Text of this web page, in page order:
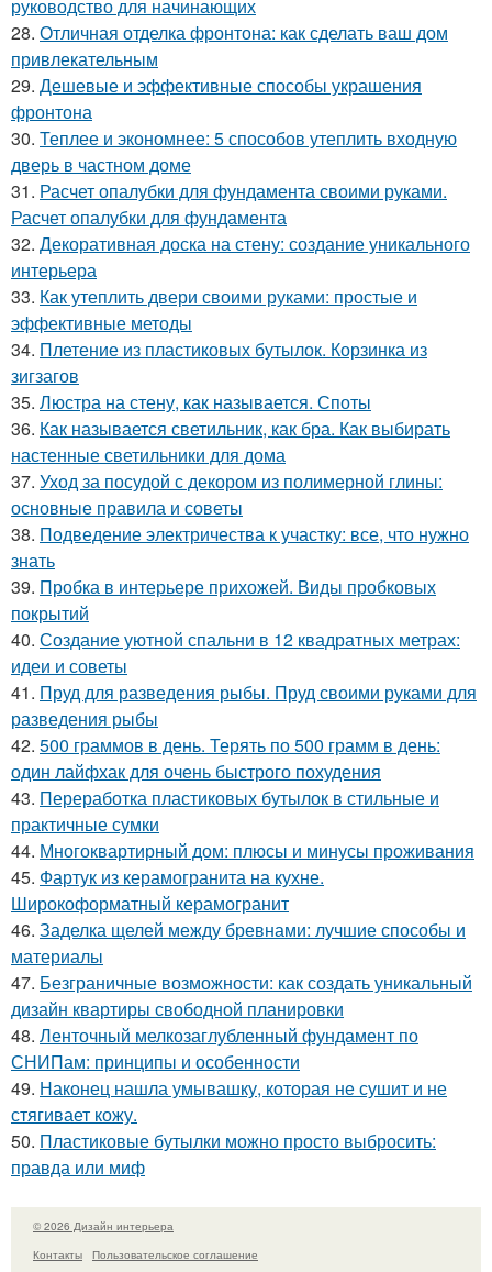
руководство для начинающих
28. Отличная отделка фронтона: как сделать ваш дом
привлекательным
29. Дешевые и эффективные способы украшения
фронтона
30. Теплее и экономнее: 5 способов утеплить входную
дверь в частном доме
31. Расчет опалубки для фундамента своими руками.
Расчет опалубки для фундамента
32. Декоративная доска на стену: создание уникального
интерьера
33. Как утеплить двери своими руками: простые и
эффективные методы
34. Плетение из пластиковых бутылок. Корзинка из
зигзагов
35. Люстра на стену, как называется. Споты
36. Как называется светильник, как бра. Как выбирать
настенные светильники для дома
37. Уход за посудой с декором из полимерной глины:
основные правила и советы
38. Подведение электричества к участку: все, что нужно
знать
39. Пробка в интерьере прихожей. Виды пробковых
покрытий
40. Создание уютной спальни в 12 квадратных метрах:
идеи и советы
41. Пруд для разведения рыбы. Пруд своими руками для
разведения рыбы
42. 500 граммов в день. Терять по 500 грамм в день:
один лайфхак для очень быстрого похудения
43. Переработка пластиковых бутылок в стильные и
практичные сумки
44. Многоквартирный дом: плюсы и минусы проживания
45. Фартук из керамогранита на кухне.
Широкоформатный керамогранит
46. Заделка щелей между бревнами: лучшие способы и
материалы
47. Безграничные возможности: как создать уникальный
дизайн квартиры свободной планировки
48. Ленточный мелкозаглубленный фундамент по
СНИПам: принципы и особенности
49. Наконец нашла умывашку, которая не сушит и не
стягивает кожу.
50. Пластиковые бутылки можно просто выбросить:
правда или миф
© 2026 Дизайн интерьера
Контакты
Пользовательское соглашение